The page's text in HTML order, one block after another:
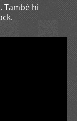
També hi